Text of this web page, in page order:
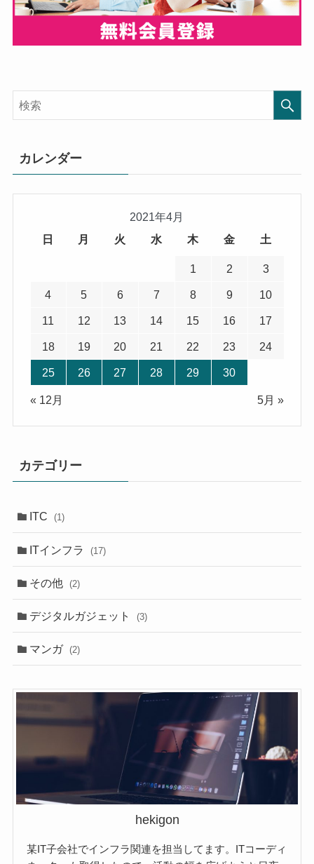
カレンダー
2021年4月
日
月 火 水 木 金 土
1 2 3
4 5 6 7 8 9 10
11 12 13 14 15 16 17
18 19 20 21 22 23 24
25 26 27 28 29 30
« 12月 5月 »
カテゴリー
ITC (1)
ITインフラ (17)
その他 (2)
デジタルガジェット (3)
マンガ (2)
hekigon
某IT子会社でインフラ関連を担当してます。ITコーディ